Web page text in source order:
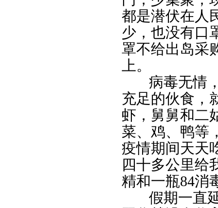
都是潜伏在人
少，也没有口
罩不给出岛采
上。
病毒无情，
充足的伙食，
虾，舅舅和二
菜、鸡、鸭等
疫情期间天天
四十多公里给
精和一瓶84消
假期一直延